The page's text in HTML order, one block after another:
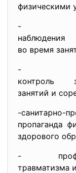
физическими
-
во время
-
занятий и
-
пропаганда
здорового
-
травматизма